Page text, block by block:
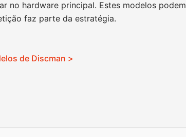
no hardware principal. Estes modelos podem
faz parte da estratégia.
de Discman >